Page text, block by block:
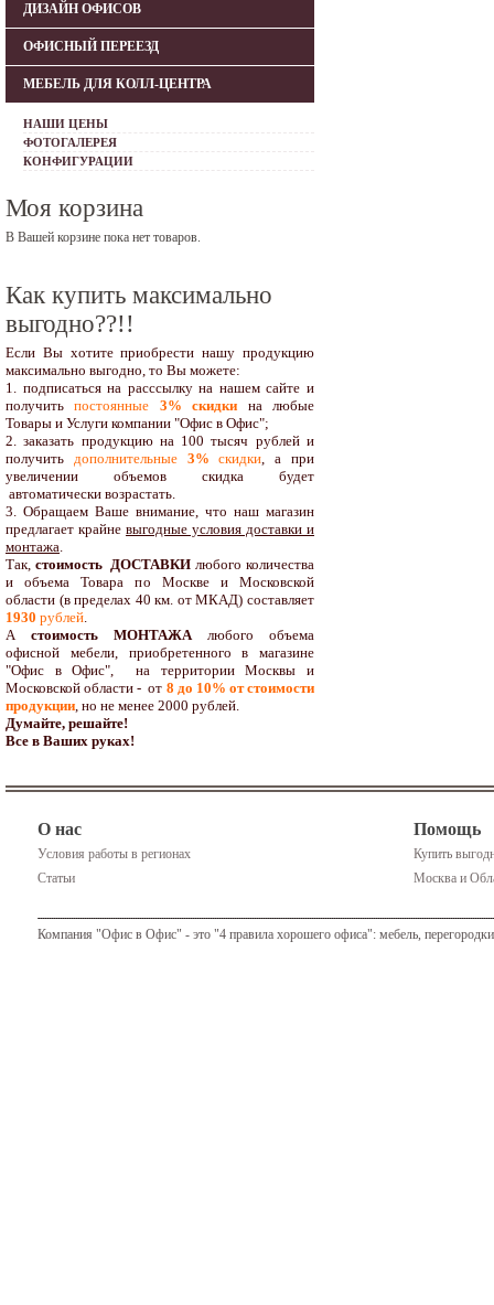
ДИЗАЙН ОФИСОВ
ОФИСНЫЙ ПЕРЕЕЗД
МЕБЕЛЬ ДЛЯ КОЛЛ-ЦЕНТРА
НАШИ ЦЕНЫ
ФОТОГАЛЕРЕЯ
КОНФИГУРАЦИИ
Моя корзина
В Вашей корзине пока нет товаров.
Как купить максимально
выгодно??!!
Если Вы хотите приобрести нашу продукцию
максимально выгодно, то Вы можете:
1. подписаться на расссылку на нашем сайте и
получитьпостоянные 3% скидки на любые
Товары и Услуги компании "Офис в Офис";
2. заказать продукцию на 100 тысяч рублей и
получить дополнительные3% скидки, а при
увеличении объемов скидка будет
автоматически возрастать.
3. Обращаем Ваше внимание, что наш магазин
предлагает крайне выгодные условия доставки и
монтажа.
Так, стоимость ДОСТАВКИлюбого количества
и объема Товара по Москве и Московской
области (в пределах 40 км. от МКАД) составляет
1930 рублей.
А стоимость МОНТАЖАлюбого объема
офисной мебели, приобретенного в магазине
"Офис в Офис", на территории Москвы и
Московской области - от 8 до 10% от стоимости
продукции, но не менее 2000 рублей.
Думайте, решайте!
Все в Ваших руках!
О нас
Условия работы в регионах
Статьи
Помощь
Купить
Москва и
Компания "Офис в Офис" - это "4 правила хорошего офиса": мебель,